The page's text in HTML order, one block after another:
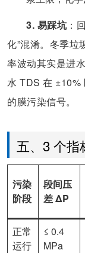
3. 易踩坑：
化”混淆。冬季
率波动其实是进
水 TDS 在 ±10%
的膜污染信号。
五、3 个指
污染
阶段
段间压
差 ΔP
正常
运行
≤ 0.4
MPa